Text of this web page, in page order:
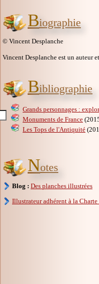
Biographie
© Vincent Desplanche
Vincent Desplanche est un auteur
Bibliographie
Grands personnages :
Monuments de France
Les Tops de l'Antiquité
Notes
Blog : Des planches illustrées
Illustrateur adhérent à la